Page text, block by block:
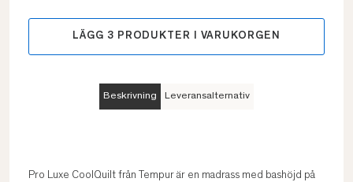
LÄGG 3 PRODUKTER I VARUKORGEN
Beskrivning Leveransalternativ
Pro Luxe CoolQuilt från Tempur är en madrass med bashöjd på